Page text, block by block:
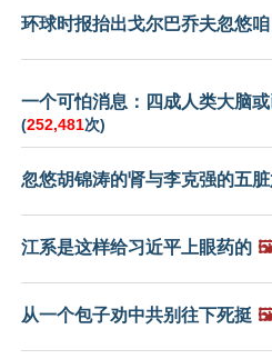
环球时报抬出戈尔巴乔夫忽悠咱
一个可怕消息：四成人类大脑
(252,481次)
忽悠胡锦涛的肾与李克强的五
江系是这样给习近平上眼药的
从一个包子劝中共别往下死挺